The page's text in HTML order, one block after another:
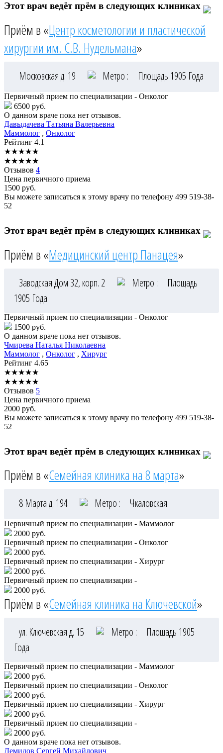
Этот врач ведёт прём в следующих клиниках
Приём в «Центр косметологии и пластической
хирургии им. С.В. Нудельмана»
Московская д. 19 Метро : Площадь 1905 Года
Первичный прием по специализации - Онколог
6500 руб.
О данном враче пока нет отзывов.
Давыдачева Татьяна Валерьевна
Маммолог , Онколог
Рейтинг 4.1
★★★★★
★★★★★
Отзывов 4
Цена первичного приема
1500 руб.
Вы можете записаться к этому врачу по телефону 499 519-38-
52
Этот врач ведёт прём в следующих клиниках
Приём в «Медицинский центр Панацея»
Заводская Дом 32, корп. 2 Метро :
Площадь
1905 Года
Первичный прием по специализации - Онколог
1500 руб.
О данном враче пока нет отзывов.
Чмирева Наталья Николаевна
Маммолог , Онколог , Хирург
Рейтинг 4.65
★★★★★
★★★★★
Отзывов 5
Цена первичного приема
2000 руб.
Вы можете записаться к этому врачу по телефону 499 519-38-
52
Этот врач ведёт прём в следующих клиниках
Приём в «Семейная клиника на 8 марта»
8 Марта д. 194 Метро : Чкаловская
Первичный прием по специализации - Маммолог
2000 руб.
Первичный прием по специализации - Онколог
2000 руб.
Первичный прием по специализации - Хирург
2000 руб.
Первичный прием по специализации -
2000 руб.
Приём в «Семейная клиника на Ключевской»
ул. Ключевская д. 15 Метро :
Площадь 1905
Года
Первичный прием по специализации - Маммолог
2000 руб.
Первичный прием по специализации - Онколог
2000 руб.
Первичный прием по специализации - Хирург
2000 руб.
Первичный прием по специализации -
2000 руб.
О данном враче пока нет отзывов.
Демидов Сергей Михайлович